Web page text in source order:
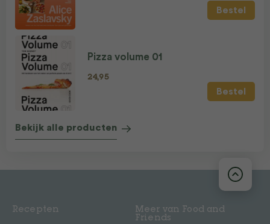
Bestel
Pizza volume 01
24,95
Bestel
Bekijk alle producten
Recepten
Meer van Food and
Friends